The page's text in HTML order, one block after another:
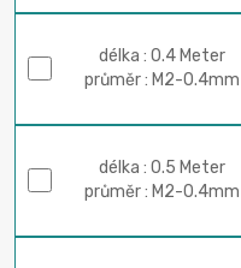
délka : 0.4 Meter
průměr : M2-0.4mm
délka : 0.5 Meter
průměr : M2-0.4mm